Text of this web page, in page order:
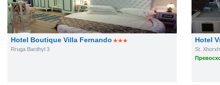
Hotel Boutique Villa Fernando
Rruga Bardhyl 3
Hotel
St.